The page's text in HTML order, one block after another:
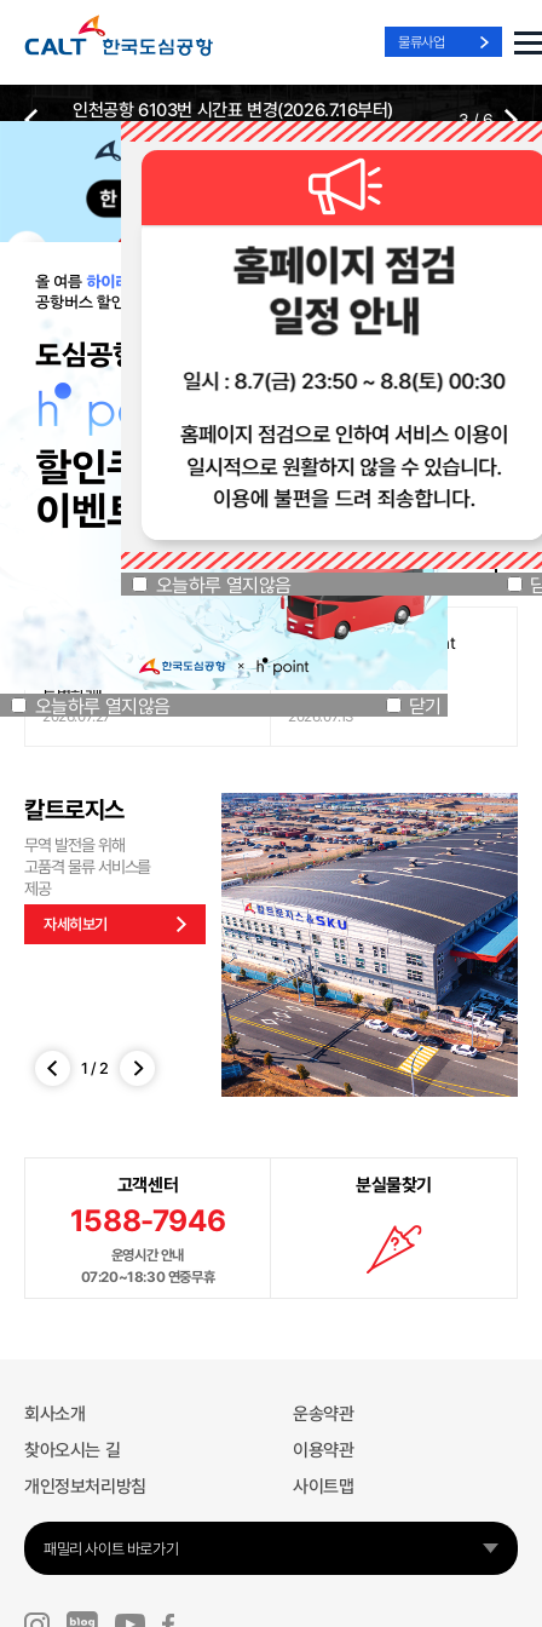
물류사업
오늘하루 열지않음
오늘하루 열지않음 닫기
오늘하루 열지않음
Best Way, Fast Way
to the Airport
Best Way, Fast Way
to the Airport
Best Way, Fast Way
to the Airport
인천공항 6103번 시간표 변경(2026.7.16부터)
2026-07-13 2026-07-13
3/6
실시간
위치안내
리무진 노선
및 시간표
리무진
예매
리무진
이용 혜택
공지사항
[인천국제공항공사 x 잔망루피]
공항은 GREEN하게, 굿즈는
특별하게!
2026.07.27
도심공항리무진 x H.Point
할인쿠폰 이벤트
2026.07.13
칼트로지스
무역 발전을 위해
고품격 물류 서비스를
제공
자세히보기
1 /2
고객센터
1588-7946
운영시간 안내
07:20~18:30 연중무휴
분실물찾기
회사소개
운송약관
찾아오시는 길
이용약관
개인정보처리방침
사이트맵
패밀리 사이트 바로가기